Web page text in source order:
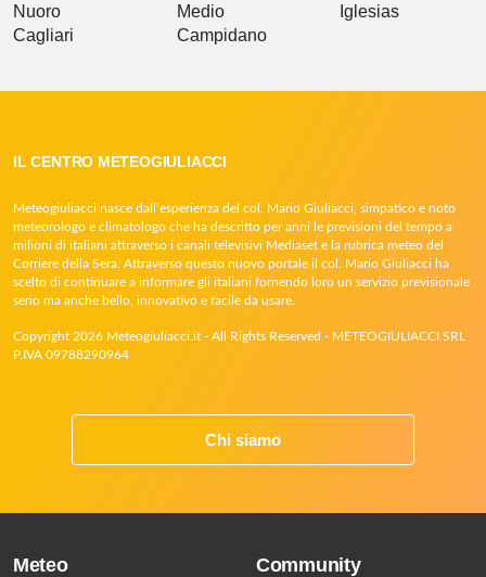
Nuoro
Cagliari
Medio
Campidano
Iglesias
IL CENTRO METEOGIULIACCI
Meteogiuliacci nasce dall’esperienza del col. Mario Giuliacci, simpatico e noto
meteorologo e climatologo che ha descritto per anni le previsioni del tempo a
milioni di italiani attraverso i canali televisivi Mediaset e la rubrica meteo del
Corriere della Sera. Attraverso questo nuovo portale il col. Mario Giuliacci ha
scelto di continuare a informare gli italiani fornendo loro un servizio previsionale
serio ma anche bello, innovativo e facile da usare.
Copyright 2026 Meteogiuliacci.it - All Rights Reserved - METEOGIULIACCI SRL
P.IVA 09788290964
Chi siamo
Meteo Community